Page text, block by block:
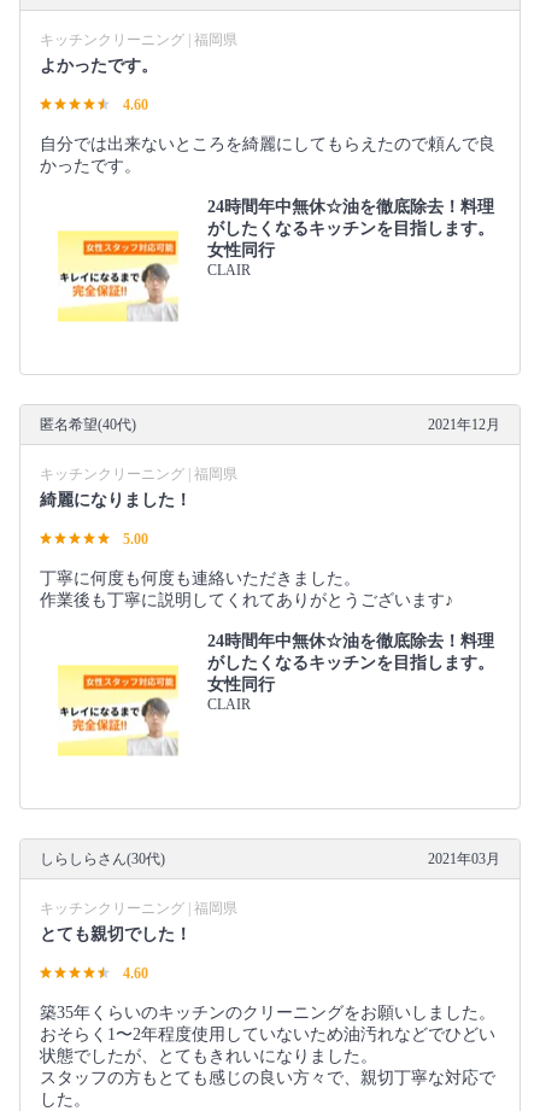
キッチンクリーニング | 福岡県
よかったです。
4.60
自分では出来ないところを綺麗にしてもらえたので頼んで良
かったです。
24時間年中無休☆油を徹底除去！料理
がしたくなるキッチンを目指します。
女性同行
CLAIR
匿名希望(40代) 2021年12月
キッチンクリーニング | 福岡県
綺麗になりました！
5.00
丁寧に何度も何度も連絡いただきました。
作業後も丁寧に説明してくれてありがとうございます♪
24時間年中無休☆油を徹底除去！料理
がしたくなるキッチンを目指します。
女性同行
CLAIR
しらしらさん(30代) 2021年03月
キッチンクリーニング | 福岡県
とても親切でした！
4.60
築35年くらいのキッチンのクリーニングをお願いしました。
おそらく1〜2年程度使用していないため油汚れなどでひどい
状態でしたが、とてもきれいになりました。
スタッフの方もとても感じの良い方々で、親切丁寧な対応で
した。